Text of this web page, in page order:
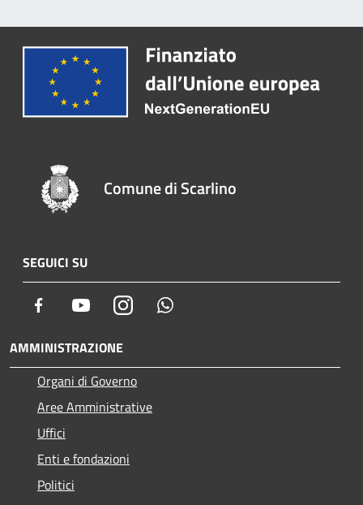
Comune di Scarlino
SEGUICI SU
Facebook YoutubeInstagram
AMMINISTRAZIONE
Organi di Governo
Aree Amministrative
Uffici
Enti e fondazioni
Politici